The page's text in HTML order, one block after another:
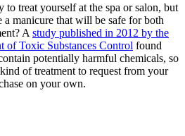
to treat yourself at the spa or salon, but
manicure that will be safe for both
A study published in 2012 by the
of Toxic Substances Control found
potentially harmful chemicals, so
of treatment to request from your
on your own.